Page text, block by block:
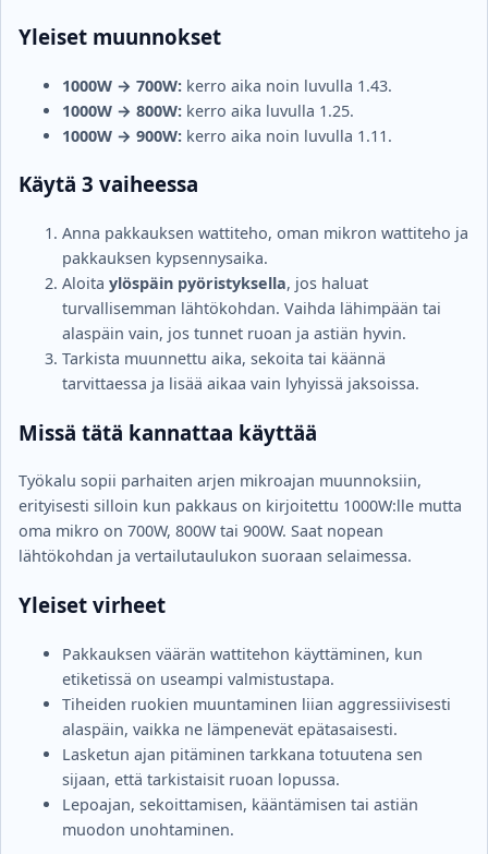
Yleiset muunnokset
1000W → 700W: kerro aika noin luvulla 1.43.
1000W → 800W: kerro aika luvulla 1.25.
1000W → 900W: kerro aika noin luvulla 1.11.
Käytä 3 vaiheessa
Anna pakkauksen wattiteho, oman mikron wattiteho ja
pakkauksen kypsennysaika.
Aloita ylöspäin pyöristyksella, jos haluat
turvallisemman lähtökohdan. Vaihda lähimpään tai
alaspäin vain, jos tunnet ruoan ja astiän hyvin.
Tarkista muunnettu aika, sekoita tai käännä
tarvittaessa ja lisää aikaa vain lyhyissä jaksoissa.
Missä tätä kannattaa käyttää
Työkalu sopii parhaiten arjen mikroajan muunnoksiin,
erityisesti silloin kun pakkaus on kirjoitettu 1000W:lle mutta
oma mikro on 700W, 800W tai 900W. Saat nopean
lähtökohdan ja vertailutaulukon suoraan selaimessa.
Yleiset virheet
Pakkauksen väärän wattitehon käyttäminen, kun
etiketissä on useampi valmistustapa.
Tiheiden ruokien muuntaminen liian aggressiivisesti
alaspäin, vaikka ne lämpenevät epätasaisesti.
Lasketun ajan pitäminen tarkkana totuutena sen
sijaan, että tarkistaisit ruoan lopussa.
Lepoajan, sekoittamisen, kääntämisen tai astiän
muodon unohtaminen.